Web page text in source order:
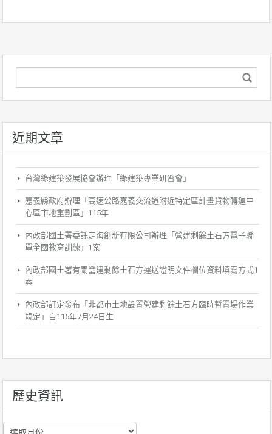
近期文章
台灣綠建築發展協會辦理「綠建築專業研習會」
嘉義縣政府辦理「高速公路嘉義交流道附近特定區計畫貨物轉運中
心區市地重劃區」115年
內政部國土署委託定海創新有限公司辦理「營建剩餘土石方電子聯
單全國教育訓練」1案
內政部國土署有關營建剩餘土石方運送證明文件欄位資料填寫方式1
案
內政部訂定發布「非都市土地設置營建剩餘土石方臨時暫置場作業
規定」自115年7月24日生
歷史資訊
歷